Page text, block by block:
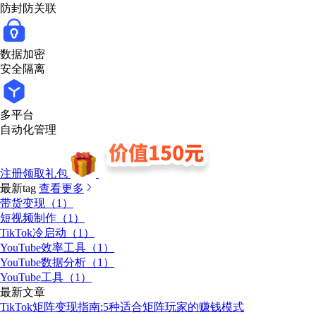
防封防关联
数据加密
安全隔离
多平台
自动化管理
注册领取礼包
最新tag 查看更多
带货变现（1）
短视频制作（1）
TikTok冷启动（1）
YouTube效率工具（1）
YouTube数据分析（1）
YouTube工具（1）
最新文章
TikTok矩阵变现指南:5种适合矩阵玩家的赚钱模式